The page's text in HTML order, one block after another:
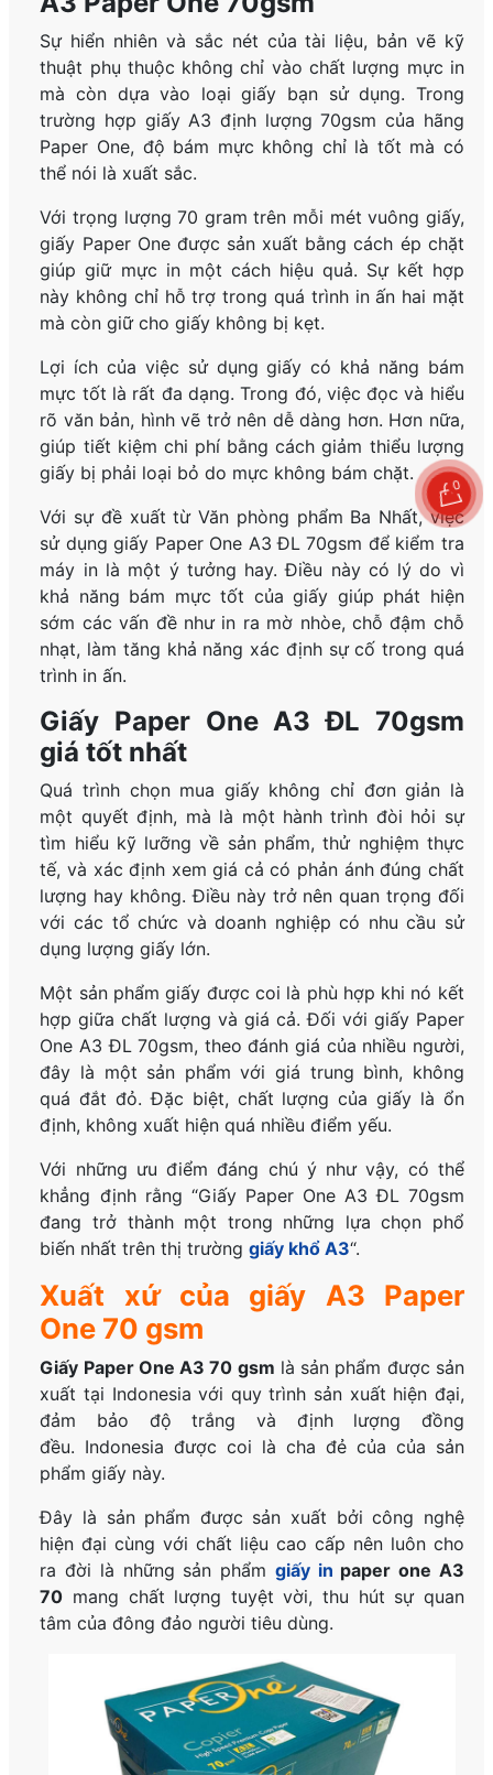
Sự hiển nhiên và sắc nét của tài liệu, bản vẽ kỹ
thuật phụ thuộc không chỉ vào chất lượng mực in
mà còn dựa vào loại giấy bạn sử dụng. Trong
trường hợp giấy A3 định lượng 70gsm của hãng
Paper One, độ bám mực không chỉ là tốt mà có
thể nói là xuất sắc.
Với trọng lượng 70 gram trên mỗi mét vuông giấy,
giấy Paper One được sản xuất bằng cách ép chặt
giúp giữ mực in một cách hiệu quả. Sự kết hợp
này không chỉ hỗ trợ trong quá trình in ấn hai mặt
mà còn giữ cho giấy không bị kẹt.
Lợi ích của việc sử dụng giấy có khả năng bám
mực tốt là rất đa dạng. Trong đó, việc đọc và hiểu
rõ văn bản, hình vẽ trở nên dễ dàng hơn. Hơn nữa,
giúp tiết kiệm chi phí bằng cách giảm thiểu lượng
giấy bị phải loại bỏ do mực không bám chặt.
Với sự đề xuất từ Văn phòng phẩm Ba Nhất, việc
sử dụng giấy Paper One A3 ĐL 70gsm để kiểm tra
máy in là một ý tưởng hay. Điều này có lý do vì
khả năng bám mực tốt của giấy giúp phát hiện
sớm các vấn đề như in ra mờ nhòe, chỗ đậm chỗ
nhạt, làm tăng khả năng xác định sự cố trong quá
trình in ấn.
Giấy Paper One A3 ĐL 70gsm
giá tốt nhất
Quá trình chọn mua giấy không chỉ đơn giản là
một quyết định, mà là một hành trình đòi hỏi sự
tìm hiểu kỹ lưỡng về sản phẩm, thử nghiệm thực
tế, và xác định xem giá cả có phản ánh đúng chất
lượng hay không. Điều này trở nên quan trọng đối
với các tổ chức và doanh nghiệp có nhu cầu sử
dụng lượng giấy lớn.
Một sản phẩm giấy được coi là phù hợp khi nó kết
hợp giữa chất lượng và giá cả. Đối với giấy Paper
One A3 ĐL 70gsm, theo đánh giá của nhiều người,
đây là một sản phẩm với giá trung bình, không
quá đắt đỏ. Đặc biệt, chất lượng của giấy là ổn
định, không xuất hiện quá nhiều điểm yếu.
Với những ưu điểm đáng chú ý như vậy, có thể
khẳng định rằng “Giấy Paper One A3 ĐL 70gsm
đang trở thành một trong những lựa chọn phổ
biến nhất trên thị trườnggiấy khổ A3“.
Xuất xứ của giấy A3 Paper
One 70 gsm
Giấy Paper One A3 70 gsm là sản phẩm được sản
xuất tại Indonesia với quy trình sản xuất hiện đại,
đảm bảo độ trắng và định lượng đồng
đều. Indonesia được coi là cha đẻ của của sản
phẩm giấy này.
Đây là sản phẩm được sản xuất bởi công nghệ
hiện đại cùng với chất liệu cao cấp nên luôn cho
ra đời là những sản phẩm giấy in paper one A3
70 mang chất lượng tuyệt vời, thu hút sự quan
tâm của đông đảo người tiêu dùng.
0